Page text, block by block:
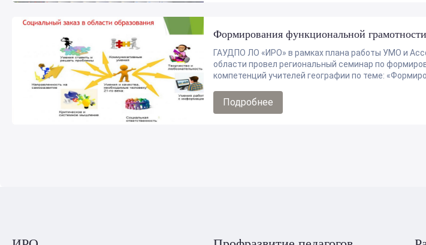
Формирования функциональной
ГАУДПО ЛО «ИРО» в рамках плана работы УМО и
области провел региональный семинар по
компетенций учителей географии по теме:
Подробнее